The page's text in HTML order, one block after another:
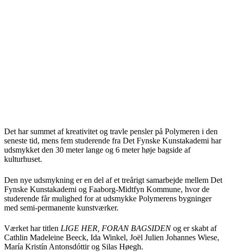
Det har summet af kreativitet og travle pensler på Polymeren i den
seneste tid, mens fem studerende fra Det Fynske Kunstakademi har
udsmykket den 30 meter lange og 6 meter høje bagside af
kulturhuset.
Den nye udsmykning er en del af et treårigt samarbejde mellem Det
Fynske Kunstakademi og Faaborg-Midtfyn Kommune, hvor de
studerende får mulighed for at udsmykke Polymerens bygninger
med semi-permanente kunstværker.
Værket har titlen LIGE HER, FORAN BAGSIDENog er skabt af
Cathlin Madeleine Beeck, Ida Winkel, Joël Julien Johannes Wiese,
María Kristín Antonsdóttir og Silas Høegh.